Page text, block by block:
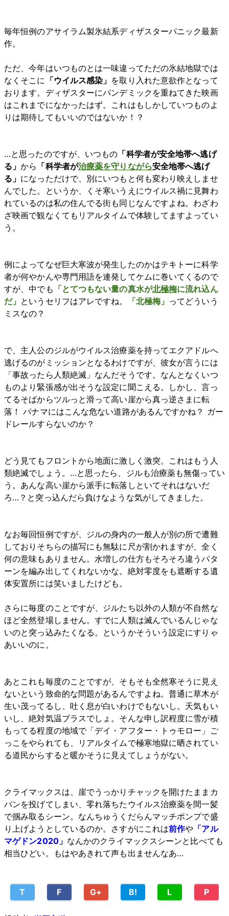
毎年恒例のアサイラム製氷結系ディザスターパニック最新
作。
ただ、今年はいつものとは一味違ってただの氷結地獄では
なくそこに 「ウイルス感染」 を取り入れた意欲作となって
おります。ディザスターにパンデミックを重ねてきた映画
はこれまでになかったはず。これはもしかしていつものよ
りは期待してもいいのではないか！？
…と思ったのですが、いつもの 「科学者が安全地帯へ逃げ
る」から 「科学者が治療薬を守りながら安全地帯へ逃げ
る」 になっただけで、別にいつもと何も変わり映えしませ
んでした。というか、くそ寒いうえにウイルス禍に見舞わ
れているのは私の住んでる街も同じなんですよね。わざわ
ざ映画で観なくてもリアルタイムで体験してますよってい
う。
例によってなぜ巨大寒波が発生したのかはテキトーに科学
者が何やかんや専門用語を連発してケムに巻いてくるので
すが、中でも 「とてつもない量の真水が北極梅に流れ込ん
だ」 というセリフはアレですね。 「北極梅」 ってどういう
ミスなの？
で、主人公のジルがウイルス治療薬を持ってエクアドルへ
逃げるのがミッションとなるわけですが、彼女が言うには
「事故ったら人類絶滅」なんだそうです。なんとなくいつ
ものより緊張感が出そうな設定に聞こえる。しかし、言っ
てるそばからツルっと滑って高い崖から真っ逆さまに転
落！ パナマにはこんな危ない道路があるんですかね？ ガー
ドレールすらないのか？
どう見てもフロントから地面に激しく激突。これはもう人
類絶滅でしょう。…と思ったら、ジルも治療薬も無傷ってい
う。あんな高い崖から派手に転落しといてそれはないだ
ろ…？と突っ込んだら負けなような気がしてきました。
なお毎回恒例ですが、ジルの身内の一般人が別の所で遭難
しておりそちらの描写にも無駄に尺が割かれますが、全く
何の意味もありません。水増しの仕方もそろそろ違うパタ
ーンを編み出してくれないかな。絶対零度をも遮断する遺
体安置所には笑いましたけども。
さらに毎度のことですが、ジルたち以外の人類が不自然な
ほど全然登場しません。すでに人類は滅んでいるんじゃな
いのと突っ込みたくなる。というかそういう設定にすりゃ
あいいのに。
あとこれも毎度のことですが、そもそも全然寒そうに見え
ないという致命的な問題があるんですよね。普通に草木が
生い茂ってるし、吐く息が白いわけでもないし。天気もい
いし、絶対気温プラスでしょ。そんな申し訳程度に雪が積
もってる程度の地域で「デイ・アフター・トゥモロー」ご
っこをやられても、リアルタイムで極寒地獄に晒されてい
る道民からすると暖かそうに見えてしょうがない。
クライマックスは、崖でうっかりチャックを開けたままカ
バンを投げてしまい、零れ落ちたウイルス治療薬を間一髪
で掴み取るシーン。なんちゅうくだらんマッチポンプで盛
り上げようとしているのか。さすがにこれは前作や 「アル
マゲドン2020」 なんかのクライマックスシーンと比べても
相当ひどい。もはやあきれて声も出ませんなあ…
T F G+ B! L P